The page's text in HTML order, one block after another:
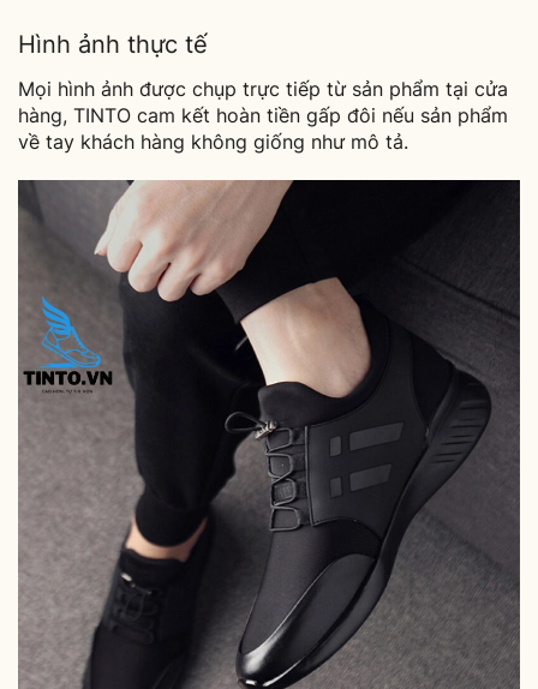
Hình ảnh thực tế
Mọi hình ảnh được chụp trực tiếp từ sản phẩm tại cửa
hàng, TINTO cam kết hoàn tiền gấp đôi nếu sản phẩm
về tay khách hàng không giống như mô tả.